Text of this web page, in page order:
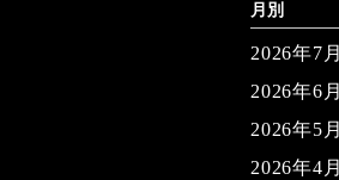
月別
2026年7月
2026年6月
2026年5月
2026年4月